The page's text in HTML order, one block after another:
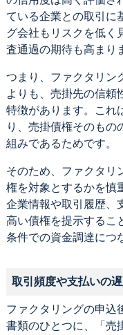
ている企業との取引に
グ会社もリスクを低く
査通過の期待も高まり
つまり、ファクタリン
よりも、売掛先の信頼
特徴があります。これ
り、売掛債権そのもの
組みであるためです。
そのため、ファクタリ
権を対象とするかを慎
企業情報や取引履歴、
高い債権を提示するこ
条件での資金調達につ
取引頻度や支払いの
ファクタリングの申込
書類のひとつに、「売